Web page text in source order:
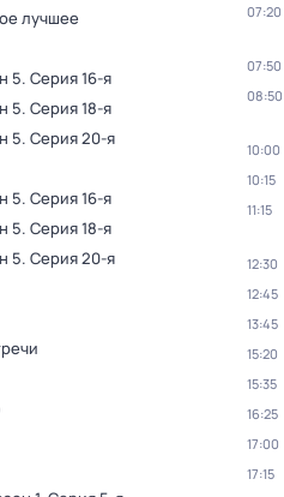
лучшее
5. Серия 16-я
5. Серия 18-я
5. Серия 20-я
5. Серия 16-я
5. Серия 18-я
5. Серия 20-я
07:20
07:50
08:50
10:00
10:15
11:15
12:30
12:45
13:45
15:20
15:35
16:25
17:00
17:15